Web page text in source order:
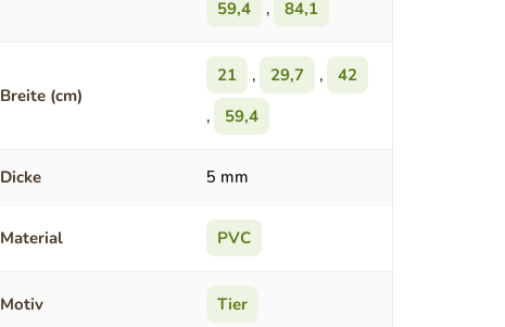
59,4
, 84,1
Breite (cm)
21 , 29,7 ,
42
,
59,4
Dicke 5 mm
Material PVC
Motiv Tier